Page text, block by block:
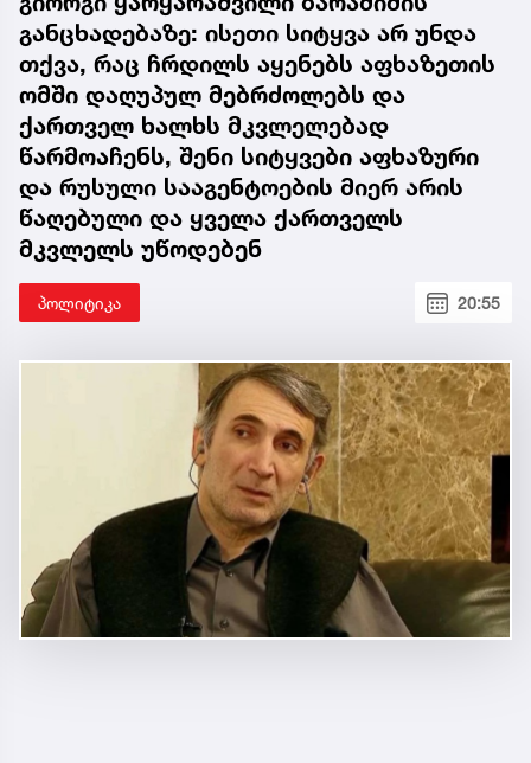
განცხადებაზე: ისეთი სიტყვა არ უნდა
თქვა, რაც ჩრდილს აყენებს აფხაზეთის
ომში დაღუპულ მებრძოლებს და
ქართველ ხალხს მკვლელებად
წარმოაჩენს, შენი სიტყვები აფხაზური
და რუსული სააგენტოების მიერ არის
წაღებული და ყველა ქართველს
მკვლელს უწოდებენ
პოლიტიკა 20:55